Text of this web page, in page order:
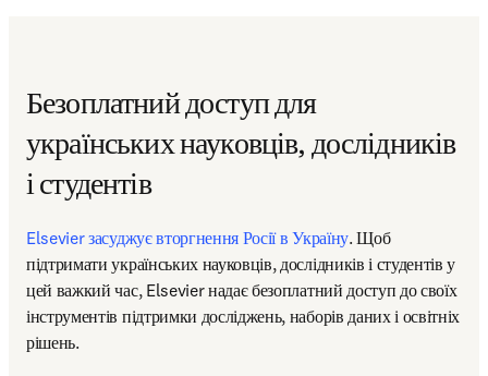
Безоплатний доступ для
українських науковців, дослідників
і студентів
Elsevier засуджує вторгнення Росії в Україну. Щоб
підтримати українських науковців, дослідників і студентів у
цей важкий час, Elsevier надає безоплатний доступ до своїх
інструментів підтримки досліджень, наборів даних і освітніх
рішень.